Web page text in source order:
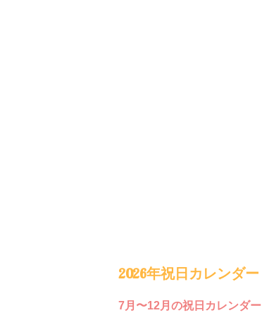
2026年祝日カレンダー
7月〜12月の祝日カレンダー